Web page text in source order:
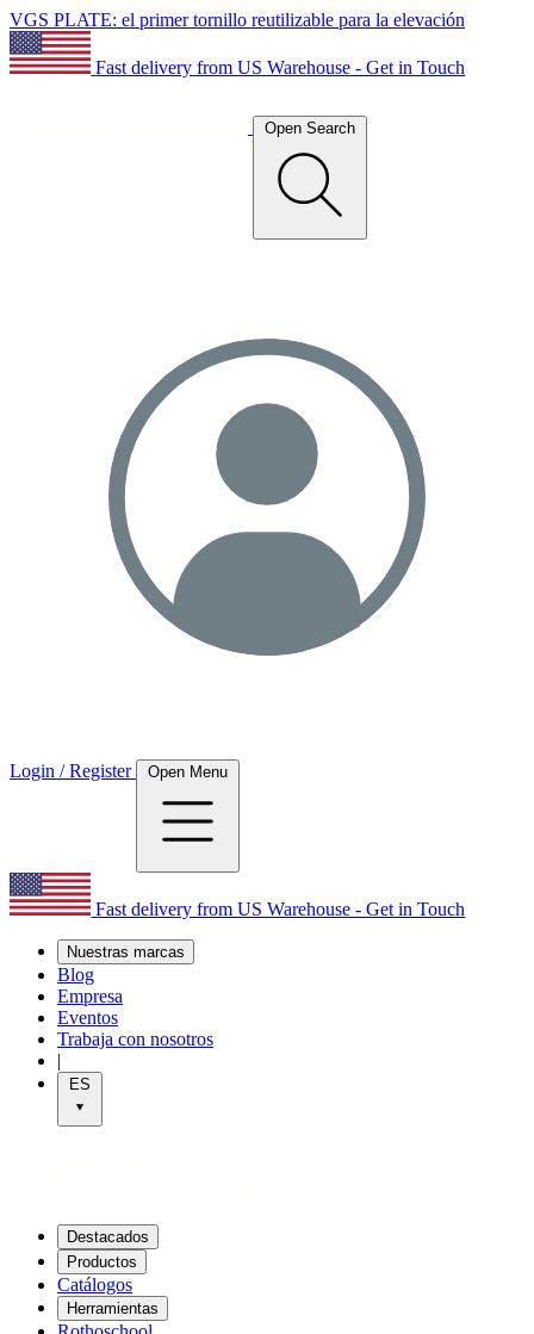
VGS PLATE: el primer tornillo reutilizable para la elevación
Fast delivery from US Warehouse - Get in Touch
Open Search
Login / Register Open Menu
Fast delivery from US Warehouse - Get in Touch
Nuestras marcas
Blog
Empresa
Eventos
Trabaja con nosotros
|
ES
Destacados
Productos
Catálogos
Herramientas